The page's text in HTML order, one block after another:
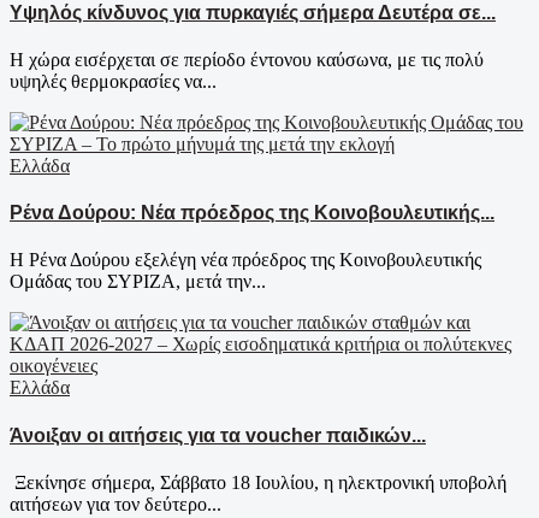
Υψηλός κίνδυνος για πυρκαγιές σήμερα Δευτέρα σε...
Η χώρα εισέρχεται σε περίοδο έντονου καύσωνα, με τις πολύ
υψηλές θερμοκρασίες να...
Ελλάδα
Ρένα Δούρου: Νέα πρόεδρος της Κοινοβουλευτικής...
Η Ρένα Δούρου εξελέγη νέα πρόεδρος της Κοινοβουλευτικής
Ομάδας του ΣΥΡΙΖΑ, μετά την...
Ελλάδα
Άνοιξαν οι αιτήσεις για τα voucher παιδικών...
Ξεκίνησε σήμερα, Σάββατο 18 Ιουλίου, η ηλεκτρονική υποβολή
αιτήσεων για τον δεύτερο...